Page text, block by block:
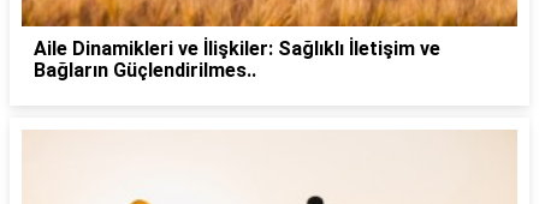
Aile Dinamikleri ve İlişkiler: Sağlıklı İletişim ve
Bağların Güçlendirilmes..